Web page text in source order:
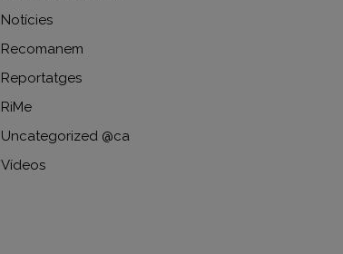
Notícies
Recomanem
Reportatges
RiMe
Uncategorized @ca
Vídeos